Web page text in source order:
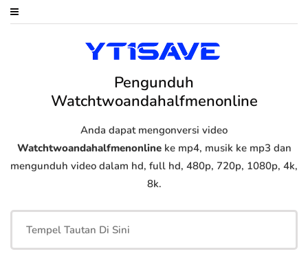
Pengunduh
Watchtwoandahalfmenonline
Anda dapat mengonversi video
Watchtwoandahalfmenonlineke mp4, musik ke mp3 dan
mengunduh video dalam hd, full hd, 480p, 720p, 1080p, 4k,
8k.